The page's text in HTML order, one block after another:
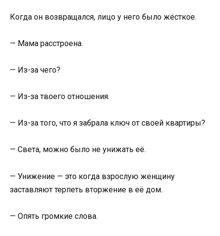
Когда он возвращался, лицо у него было жёсткое.
— Мама расстроена.
— Из-за чего?
— Из-за твоего отношения.
— Из-за того, что я забрала ключ от своей квартиры?
— Света, можно было не унижать её.
— Унижение — это когда взрослую женщину
заставляют терпеть вторжение в её дом.
— Опять громкие слова.